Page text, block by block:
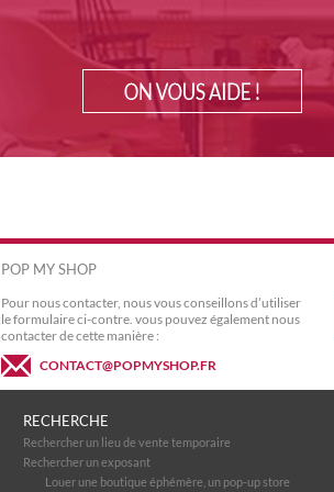
POP MY SHOP
Pour nous contacter, nous vous conseillons d’utiliser
le formulaire ci-contre. vous pouvez également nous
contacter de cette manière :
CONTACT@POPMYSHOP.FR
RECHERCHE
Rechercher un lieu de vente temporaire
Rechercher un exposant
Louer une boutique éphémère, un pop-up store